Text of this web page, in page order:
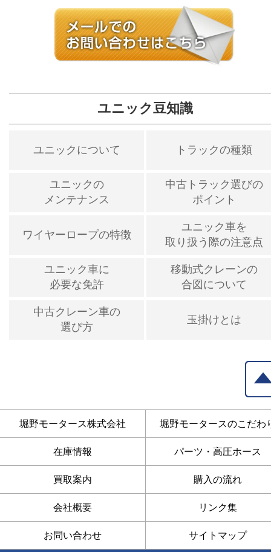
ユニック豆知識
ユニックについて トラックの種類
ユニックの
メンテナンス
中古トラック選びの
ポイント
ワイヤーロープの特徴
ユニック車を
取り扱う際の注意点
ユニック車に
必要な免許
移動式クレーンの
合図について
中古クレーン車の
選び方
玉掛けとは
堀野モータース株式会社 堀野モータースのこだわ
在庫情報 パーツ・高圧ホース
買取案内 購入の流れ
会社概要 リンク集
お問い合わせ サイトマップ